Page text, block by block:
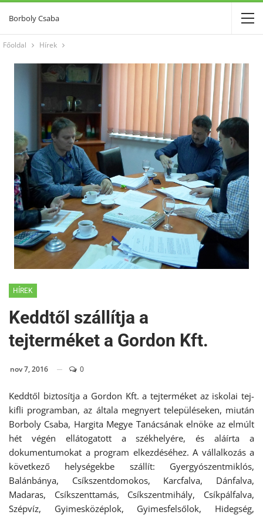
Borboly Csaba
Főoldal Hírek
HÍREK
Keddtől szállítja a
tejterméket a Gordon Kft.
nov 7, 2016 0
Keddtől biztosítja a Gordon Kft. a tejterméket az iskolai tej-
kifli programban, az általa megnyert településeken, miután
Borboly Csaba, Hargita Megye Tanácsának elnöke az elmúlt
hét végén ellátogatott a székhelyére, és aláírta a
dokumentumokat a program elkezdéséhez. A vállalkozás a
következő helységekbe szállít: Gyergyószentmiklós,
Balánbánya, Csíkszentdomokos, Karcfalva, Dánfalva,
Madaras, Csíkszenttamás, Csíkszentmihály, Csíkpálfalva,
Szépvíz, Gyimesközéplok, Gyimesfelsőlok, Hidegség,